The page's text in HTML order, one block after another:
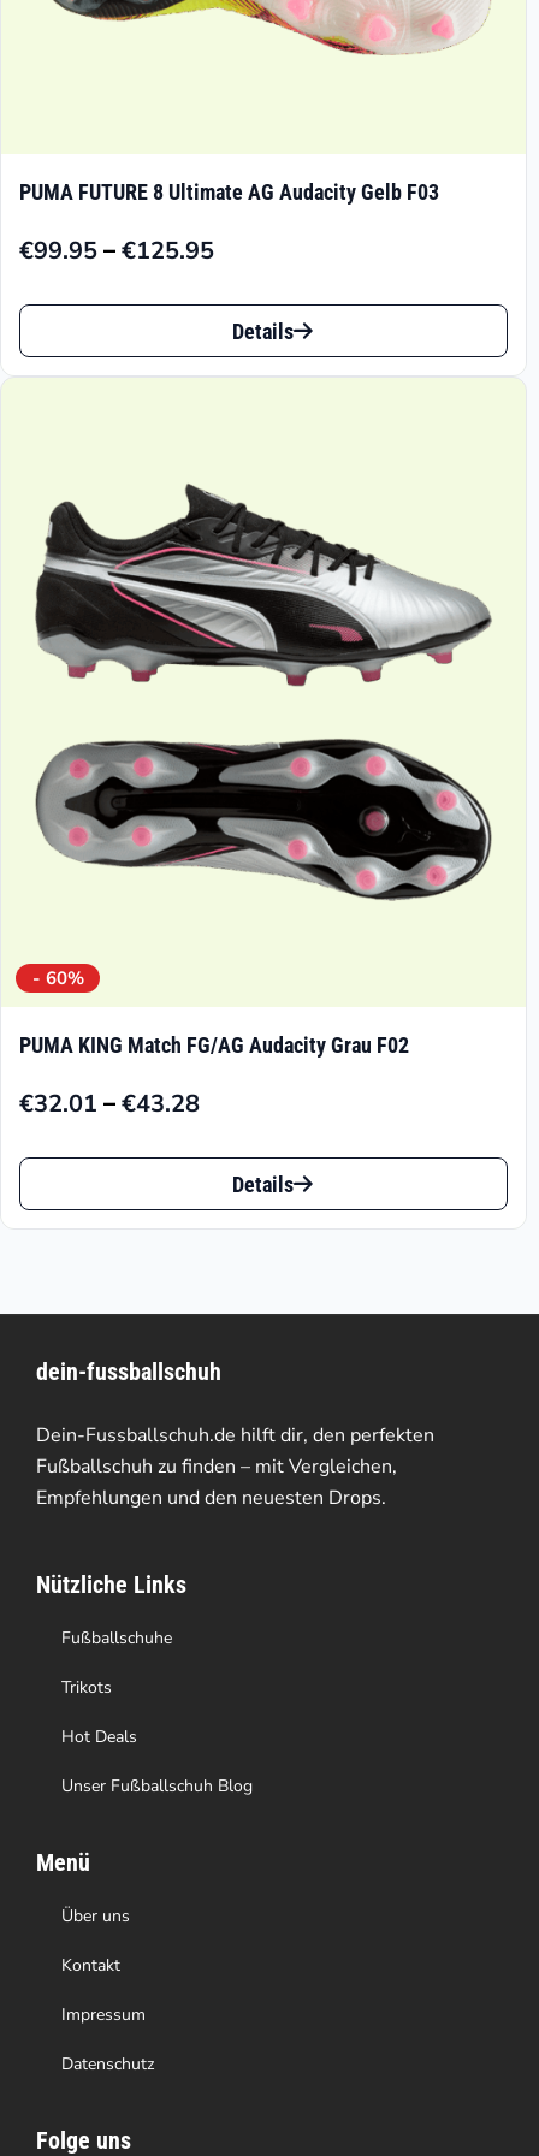
werden
PUMA FUTURE 8 Ultimate AG Audacity Gelb F03
€99.95–€125.95
Preisspanne:
€99.95
€125.95
Dieses
Produkt
auf.
Die
Optionen
können
Produktseite
gewählt
werden
Details
- 60%
PUMA KING Match FG/AG Audacity Grau F02
€32.01 –€43.28
Preisspanne:
€32.01
€43.28
Dieses
Produkt
auf.
Die
Optionen
können
der
Produktseite
gewählt
werden
Details
dein-fussballschuh
Dein-Fussballschuh.de hilft dir, den perfekten
Fußballschuh zu finden – mit Vergleichen,
Empfehlungen und den neuesten Drops.
Nützliche Links
Fußballschuhe
Trikots
Hot Deals
Unser Fußballschuh Blog
Menü
Über uns
Kontakt
Impressum
Datenschutz
Folge uns